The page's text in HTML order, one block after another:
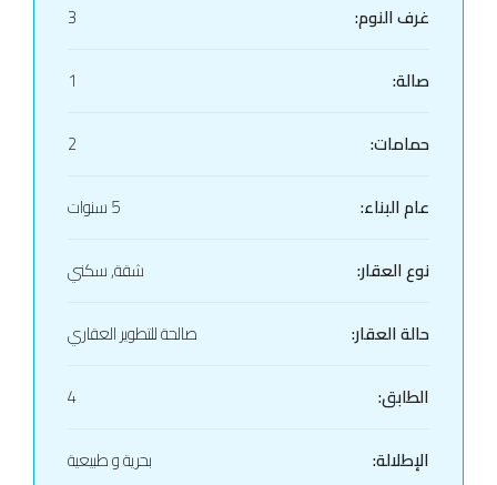
غرف النوم:
3
صالة:
1
حمامات:
2
عام البناء:
5 سنوات
نوع العقار:
شقة, سكني
حالة العقار:
صالحة للتطوير العقاري
الطابق:
4
الإطلالة:
بحرية و طبيعية